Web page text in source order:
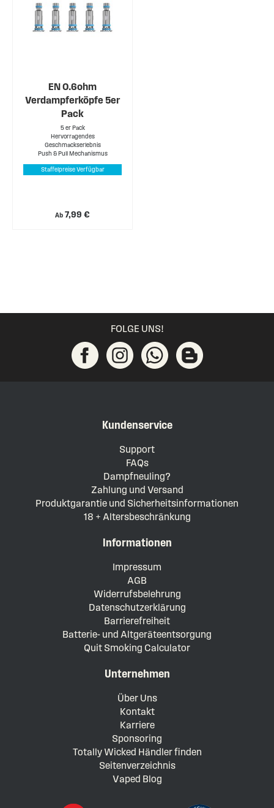
EN 0.6ohm
Verdampferköpfe 5er
Pack
5 er Pack
Hervorragendes
Geschmackserlebnis
Push & Pull Mechanismus
Staffelpreise Verfügbar
Ab 7,99 €
FOLGE UNS!
Kundenservice
Support
FAQs
Dampfneuling?
Zahlung und Versand
Produktgarantie und Sicherheitsinformationen
18 + Altersbeschränkung
Informationen
Impressum
AGB
Widerrufsbelehrung
Datenschutzerklärung
Barrierefreiheit
Batterie- und Altgeräteentsorgung
Quit Smoking Calculator
Unternehmen
Über Uns
Kontakt
Karriere
Sponsoring
Totally Wicked Händler finden
Seitenverzeichnis
Vaped Blog